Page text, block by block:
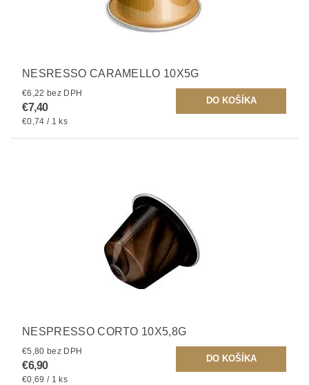
NESRESSO CARAMELLO 10X5G
€6,22 bez DPH
€7,40
€0,74 / 1 ks
NESPRESSO CORTO 10X5,8G
€5,80 bez DPH
€6,90
€0,69 / 1 ks